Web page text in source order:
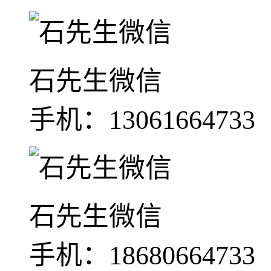
石先生微信
手机：13061664733
石先生微信
手机：18680664733